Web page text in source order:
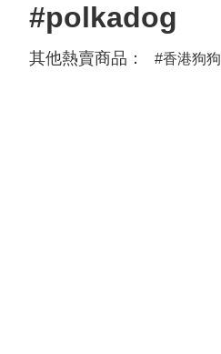
#polkadog
其他熱賣商品： 香港狗狗